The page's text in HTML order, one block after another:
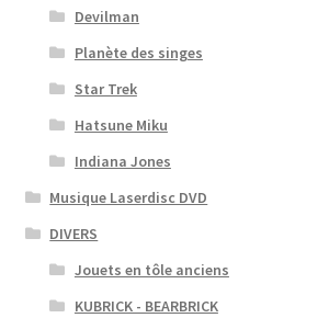
Devilman
Planète des singes
Star Trek
Hatsune Miku
Indiana Jones
Musique Laserdisc DVD
DIVERS
Jouets en tôle anciens
KUBRICK - BEARBRICK